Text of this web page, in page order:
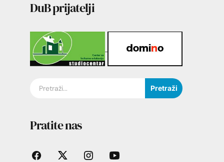
DuB prijatelji
Pretraži
Pratite nas